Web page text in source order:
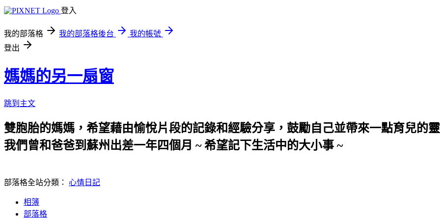
登入
我的部落格 我的部落格後台
我的帳號
登出
媽媽的另一扇窗
跳到主文
雙胞胎的媽媽，希望藉由愉悅片段的記錄和經驗分享，鼓勵自己並帶來一點育兒的
我們曾和爸爸到蘇州出差一年四個月 ~ 希望記下生活中的大小事 ~
部落格全站分類： 心情日記
相簿
部落格